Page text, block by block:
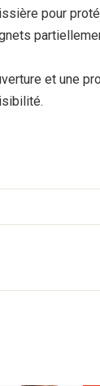
pour
et une